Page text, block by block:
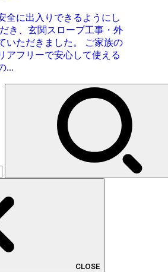
全に出入りできるようにし
き、玄関スロープ工事・外
いただきました。 ご家族の
アフリーで安心して使える
...
CLOSE